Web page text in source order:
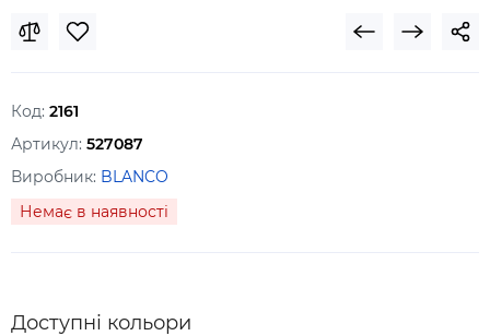
Код: 2161
Артикул: 527087
Виробник: BLANCO
Немає в наявності
Доступні кольори